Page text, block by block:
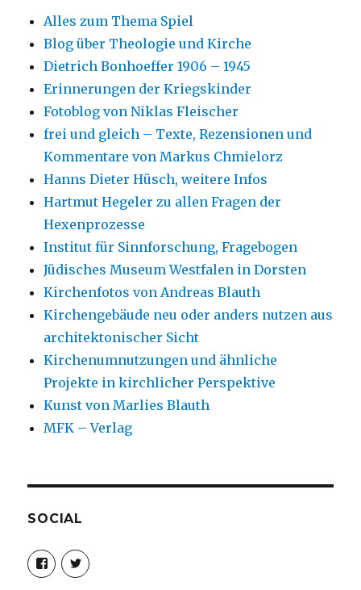
Alles zum Thema Spiel
Blog über Theologie und Kirche
Dietrich Bonhoeffer 1906 – 1945
Erinnerungen der Kriegskinder
Fotoblog von Niklas Fleischer
frei und gleich – Texte, Rezensionen und
Kommentare von Markus Chmielorz
Hanns Dieter Hüsch, weitere Infos
Hartmut Hegeler zu allen Fragen der
Hexenprozesse
Institut für Sinnforschung, Fragebogen
Jüdisches Museum Westfalen in Dorsten
Kirchenfotos von Andreas Blauth
Kirchengebäude neu oder anders nutzen aus
architektonischer Sicht
Kirchenumnutzungen und ähnliche
Projekte in kirchlicher Perspektive
Kunst von Marlies Blauth
MFK – Verlag
SOCIAL
Profil
von
christoph.fleischer1
Profil
von